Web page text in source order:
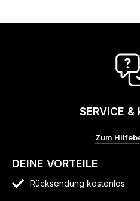
SERVICE &
Zum
DEINE VORTEILE
Rücksendung kostenlos